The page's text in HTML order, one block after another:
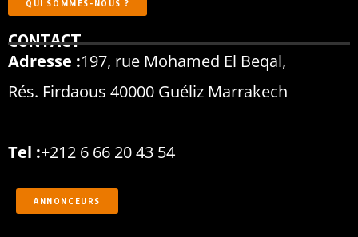
QUI SOMMES-NOUS ?
CONTACT
Adresse :197, rue Mohamed El Beqal,
Rés. Firdaous 40000 Guéliz Marrakech
Tel :+212 6 66 20 43 54
ANNONCEURS